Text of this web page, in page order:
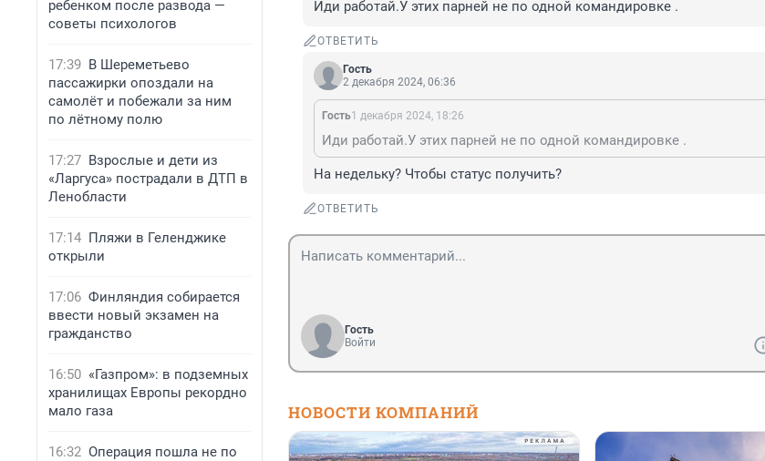
ребенком после развода —
советы психологов
17:39 В Шереметьево
пассажирки опоздали на
самолёт и побежали за ним
по лётному полю
17:27 Взрослые и дети из
«Ларгуса» пострадали в ДТП в
Ленобласти
17:14 Пляжи в Геленджике
открыли
17:06 Финляндия собирается
ввести новый экзамен на
гражданство
16:50 «Газпром»: в подземных
хранилищах Европы рекордно
мало газа
16:32 Операция пошла не по
Иди работай.У этих парней не по одной командировке .
ОТВЕТИТЬ
Гость
2 декабря 2024, 06:36
Гость1 декабря 2024, 18:26
Иди работай.У этих парней не по одной командировке .
На недельку? Чтобы статус получить?
ОТВЕТИТЬ
Гость
Войти
НОВОСТИ КОМПАНИЙ